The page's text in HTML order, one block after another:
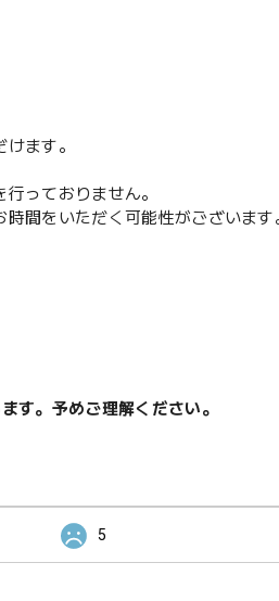
ます。
っておりません。
間をいただく可能性がございます
す。予めご理解ください。
5